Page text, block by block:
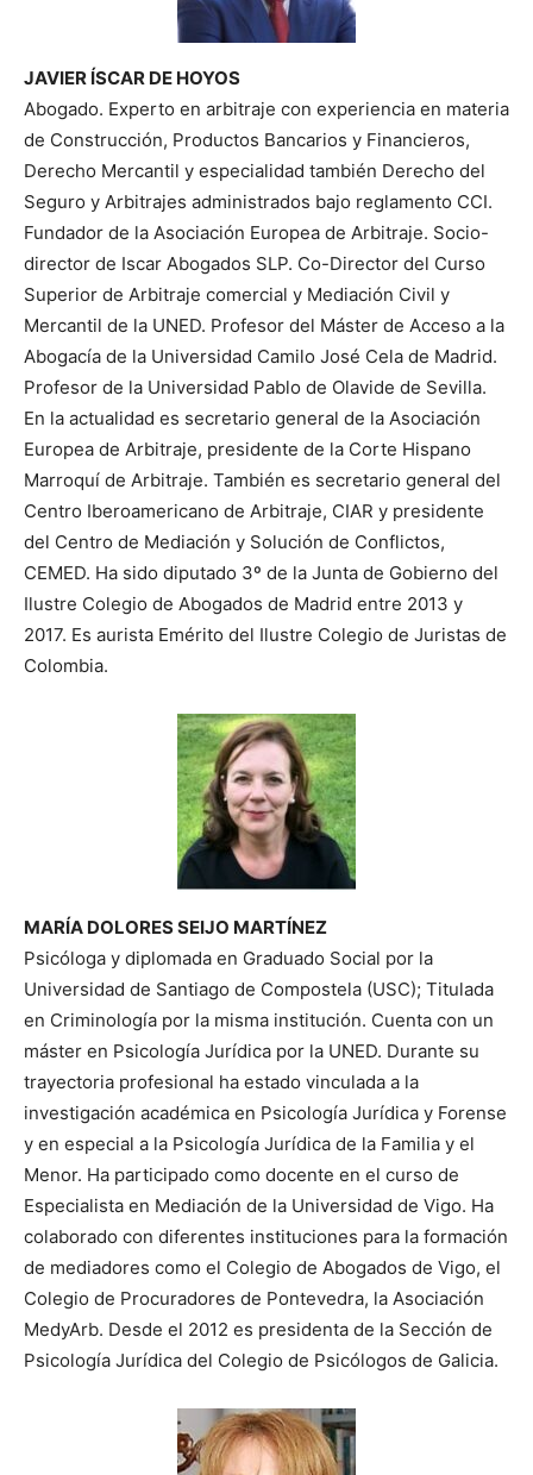
JAVIER ÍSCAR DE HOYOS
Abogado. Experto en arbitraje con experiencia en materia
de Construcción, Productos Bancarios y Financieros,
Derecho Mercantil y especialidad también Derecho del
Seguro y Arbitrajes administrados bajo reglamento CCI.
Fundador de la Asociación Europea de Arbitraje. Socio-
director de Iscar Abogados SLP. Co-Director del Curso
Superior de Arbitraje comercial y Mediación Civil y
Mercantil de la UNED. Profesor del Máster de Acceso a la
Abogacía de la Universidad Camilo José Cela de Madrid.
Profesor de la Universidad Pablo de Olavide de Sevilla.
En la actualidad es secretario general de la Asociación
Europea de Arbitraje, presidente de la Corte Hispano
Marroquí de Arbitraje. También es secretario general del
Centro Iberoamericano de Arbitraje, CIAR y presidente
del Centro de Mediación y Solución de Conflictos,
CEMED. Ha sido diputado 3º de la Junta de Gobierno del
Ilustre Colegio de Abogados de Madrid entre 2013 y
2017. Es aurista Emérito del Ilustre Colegio de Juristas de
Colombia.
MARÍA DOLORES SEIJO MARTÍNEZ
Psicóloga y diplomada en Graduado Social por la
Universidad de Santiago de Compostela (USC); Titulada
en Criminología por la misma institución. Cuenta con un
máster en Psicología Jurídica por la UNED. Durante su
trayectoria profesional ha estado vinculada a la
investigación académica en Psicología Jurídica y Forense
y en especial a la Psicología Jurídica de la Familia y el
Menor. Ha participado como docente en el curso de
Especialista en Mediación de la Universidad de Vigo. Ha
colaborado con diferentes instituciones para la formación
de mediadores como el Colegio de Abogados de Vigo, el
Colegio de Procuradores de Pontevedra, la Asociación
MedyArb. Desde el 2012 es presidenta de la Sección de
Psicología Jurídica del Colegio de Psicólogos de Galicia.